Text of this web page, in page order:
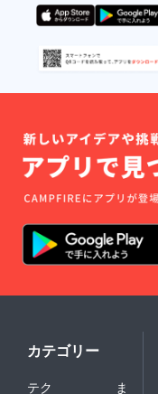
カテゴリー
テク ま